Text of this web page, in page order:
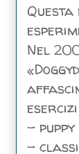
Nel
-
- classi